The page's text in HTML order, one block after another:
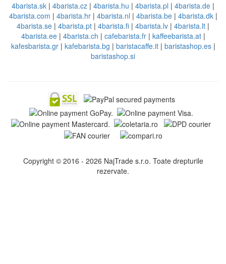
4barista.sk | 4barista.cz | 4barista.hu | 4barista.pl | 4barista.de |
4barista.com | 4barista.hr| 4barista.nl | 4barista.be| 4barista.dk|
4barista.se | 4barista.pt | 4barista.fi | 4barista.lv | 4barista.lt |
4barista.ee| 4barista.ch | cafebarista.fr| kaffeebarista.at|
kafesbarista.gr| kafebarista.bg | baristacaffe.it| baristashop.es|
baristashop.si
Copyright © 2016 - 2026 NajTrade s.r.o. Toate drepturile
rezervate.